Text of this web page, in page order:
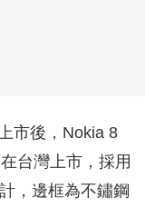
市後，Nokia 8
台灣上市，採用
，邊框為不鏽鋼